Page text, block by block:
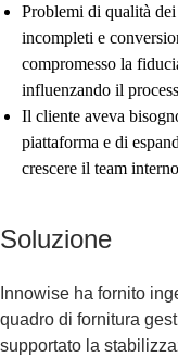
Problemi di qualità
incompleti e
compromesso la
influenzando il
Il cliente aveva
piattaforma e di
crescere il team
Soluzione
Innowise ha fornito
quadro di fornitura
supportato la